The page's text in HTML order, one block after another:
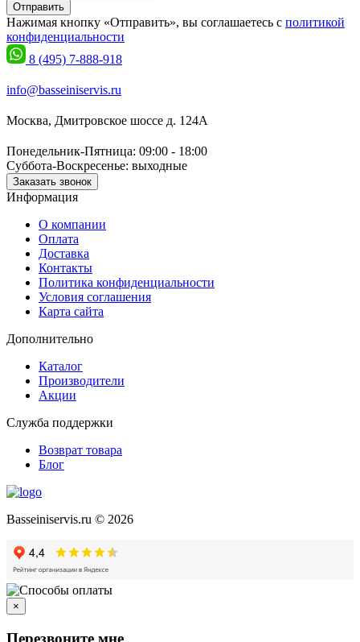
Отправить
Нажимая кнопку «Отправить», вы соглашаетесь с политикой
конфиденциальности
8 (495) 7-888-918
info@basseiniservis.ru
Москва, Дмитровское шоссе д. 124А
Понедельник-Пятница: 09:00 - 18:00
Суббота-Воскресенье: выходные
Заказать звонок
Информация
О компании
Оплата
Доставка
Контакты
Политика конфиденциальности
Условия соглашения
Карта сайта
Дополнительно
Каталог
Производители
Акции
Служба поддержки
Возврат товара
Блог
Basseiniservis.ru © 2026
×
Перезвоните мне